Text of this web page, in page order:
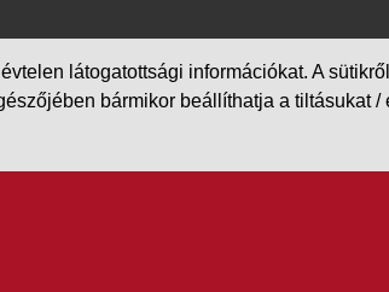
látogatottsági információkat. A
bármikor beállíthatja a tiltásukat /